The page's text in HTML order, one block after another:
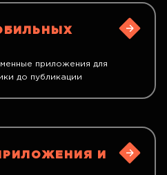
приложения для
до публикации
И